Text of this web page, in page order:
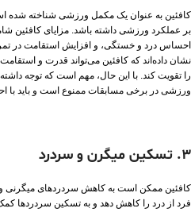
کافئین به عنوان یک مکمل ورزشی شناخته شده
بر عملکرد ورزشی داشته باشد. مزایای کافئین
احساس درد و خستگی، و افزایش استقامت در
نشان داده‌اند که کافئین می‌تواند قدرت و
را تقویت کند. با این حال، مهم است که توجه
ورزشی در برخی مسابقات ممنوع است و باید با
3. تسکین میگرن و سردرد
کافئین ممکن است به کاهش سردردهای میگرنی
فرد از درد را کاهش دهد و به تسکین سردردها کمک